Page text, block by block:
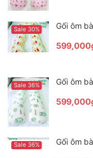
Sale 30% Gối ôm
Sale 36% Gối ôm
Sale 36% Gối ôm